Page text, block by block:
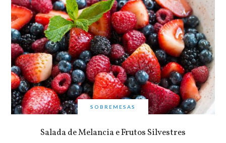
SOBREMESAS
Salada de Melancia e Frutos Silvestres